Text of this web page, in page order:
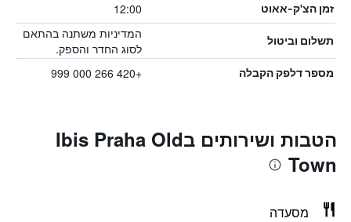
זמן הצ'ק-אאוט 12:00
תשלום וביטול
המדיניות משתנה בהתאם
לסוג החדר והספק.
מספר דלפק הקבלה +420 266 000 999
הטבות ושירותים בIbis Praha Old
Town
מסעדה